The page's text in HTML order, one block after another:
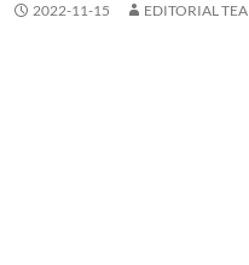
2022-11-15 EDITORIAL